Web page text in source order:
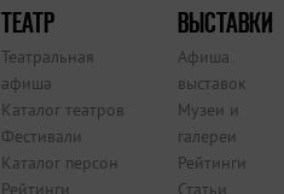
ТЕАТР
Театральная
афиша
Каталог театров
Фестивали
Каталог персон
Рейтинги
ВЫСТАВКИ
Афиша
выставок
Музеи и
галереи
Рейтинги
Статьи